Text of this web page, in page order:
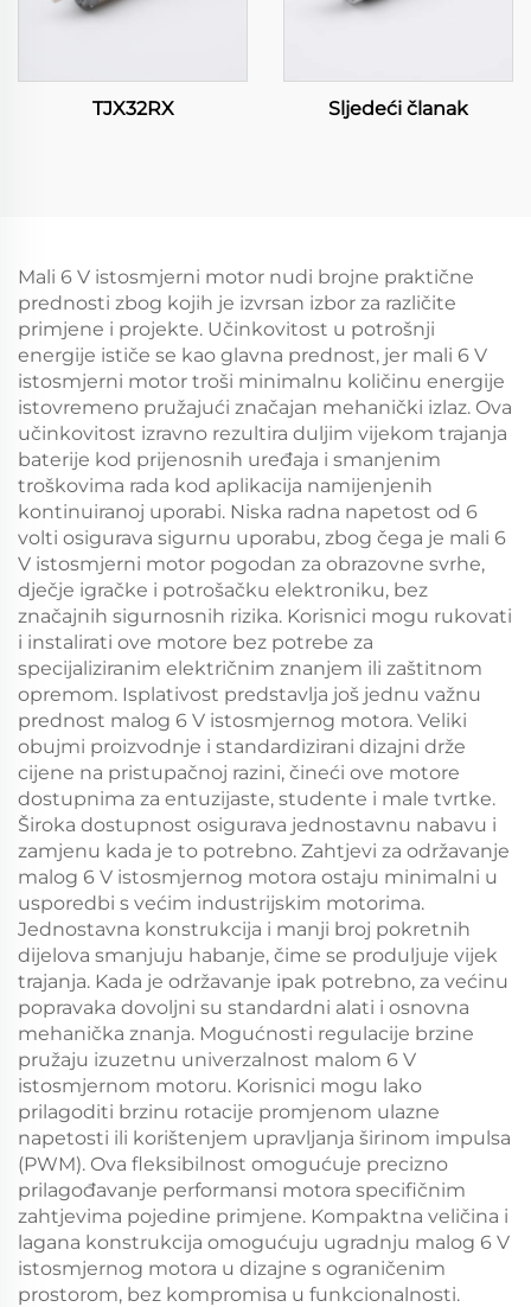
TJX32RX Sljedeći članak
Mali 6 V istosmjerni motor nudi brojne praktične
prednosti zbog kojih je izvrsan izbor za različite
primjene i projekte. Učinkovitost u potrošnji
energije ističe se kao glavna prednost, jer mali 6 V
istosmjerni motor troši minimalnu količinu energije
istovremeno pružajući značajan mehanički izlaz. Ova
učinkovitost izravno rezultira duljim vijekom trajanja
baterije kod prijenosnih uređaja i smanjenim
troškovima rada kod aplikacija namijenjenih
kontinuiranoj uporabi. Niska radna napetost od 6
volti osigurava sigurnu uporabu, zbog čega je mali 6
V istosmjerni motor pogodan za obrazovne svrhe,
dječje igračke i potrošačku elektroniku, bez
značajnih sigurnosnih rizika. Korisnici mogu rukovati
i instalirati ove motore bez potrebe za
specijaliziranim električnim znanjem ili zaštitnom
opremom. Isplativost predstavlja još jednu važnu
prednost malog 6 V istosmjernog motora. Veliki
obujmi proizvodnje i standardizirani dizajni drže
cijene na pristupačnoj razini, čineći ove motore
dostupnima za entuzijaste, studente i male tvrtke.
Široka dostupnost osigurava jednostavnu nabavu i
zamjenu kada je to potrebno. Zahtjevi za održavanje
malog 6 V istosmjernog motora ostaju minimalni u
usporedbi s većim industrijskim motorima.
Jednostavna konstrukcija i manji broj pokretnih
dijelova smanjuju habanje, čime se produljuje vijek
trajanja. Kada je održavanje ipak potrebno, za većinu
popravaka dovoljni su standardni alati i osnovna
mehanička znanja. Mogućnosti regulacije brzine
pružaju izuzetnu univerzalnost malom 6 V
istosmjernom motoru. Korisnici mogu lako
prilagoditi brzinu rotacije promjenom ulazne
napetosti ili korištenjem upravljanja širinom impulsa
(PWM). Ova fleksibilnost omogućuje precizno
prilagođavanje performansi motora specifičnim
zahtjevima pojedine primjene. Kompaktna veličina i
lagana konstrukcija omogućuju ugradnju malog 6 V
istosmjernog motora u dizajne s ograničenim
prostorom, bez kompromisa u funkcionalnosti.